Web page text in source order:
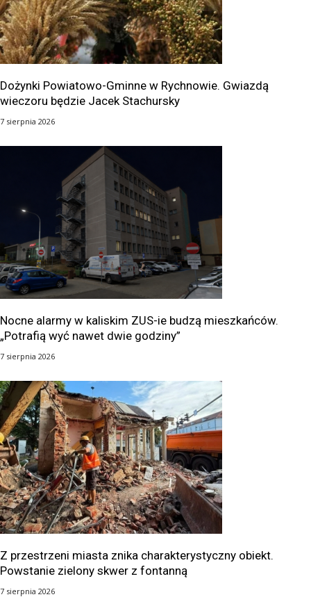
Dożynki Powiatowo-Gminne w Rychnowie. Gwiazdą
wieczoru będzie Jacek Stachursky
7 sierpnia 2026
Nocne alarmy w kaliskim ZUS-ie budzą mieszkańców.
„Potrafią wyć nawet dwie godziny”
7 sierpnia 2026
Z przestrzeni miasta znika charakterystyczny obiekt.
Powstanie zielony skwer z fontanną
7 sierpnia 2026